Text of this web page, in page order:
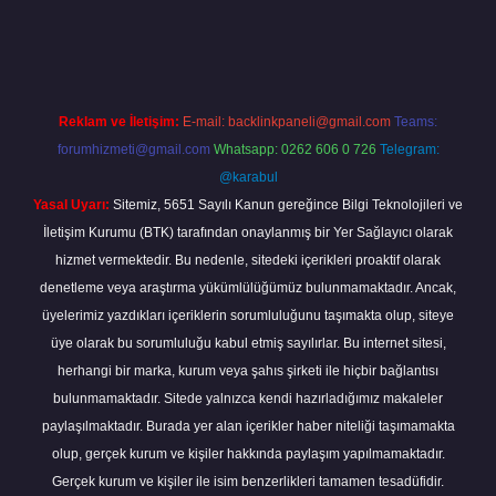
Reklam ve İletişim: E-mail: backlinkpaneli@gmail.com Teams:
forumhizmeti@gmail.com Whatsapp: 0262 606 0 726 Telegram:
@karabul
Yasal Uyarı: Sitemiz, 5651 Sayılı Kanun gereğince Bilgi Teknolojileri ve
İletişim Kurumu (BTK) tarafından onaylanmış bir Yer Sağlayıcı olarak
hizmet vermektedir. Bu nedenle, sitedeki içerikleri proaktif olarak
denetleme veya araştırma yükümlülüğümüz bulunmamaktadır. Ancak,
üyelerimiz yazdıkları içeriklerin sorumluluğunu taşımakta olup, siteye
üye olarak bu sorumluluğu kabul etmiş sayılırlar. Bu internet sitesi,
herhangi bir marka, kurum veya şahıs şirketi ile hiçbir bağlantısı
bulunmamaktadır. Sitede yalnızca kendi hazırladığımız makaleler
paylaşılmaktadır. Burada yer alan içerikler haber niteliği taşımamakta
olup, gerçek kurum ve kişiler hakkında paylaşım yapılmamaktadır.
Gerçek kurum ve kişiler ile isim benzerlikleri tamamen tesadüfidir.